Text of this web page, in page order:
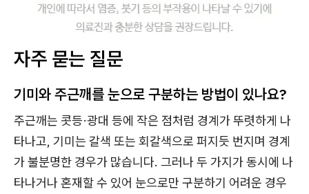
자주 묻는 질문
기미와 주근깨를 눈으로 구분하는 방법이 있나요?
주근깨는 콧등·광대 등에 작은 점처럼 경계가 뚜렷하게 나
타나고, 기미는 갈색 또는 회갈색으로 퍼지듯 번지며 경계
가 불분명한 경우가 많습니다. 그러나 두 가지가 동시에 나
타나거나 혼재할 수 있어 눈으로만 구분하기 어려운 경우